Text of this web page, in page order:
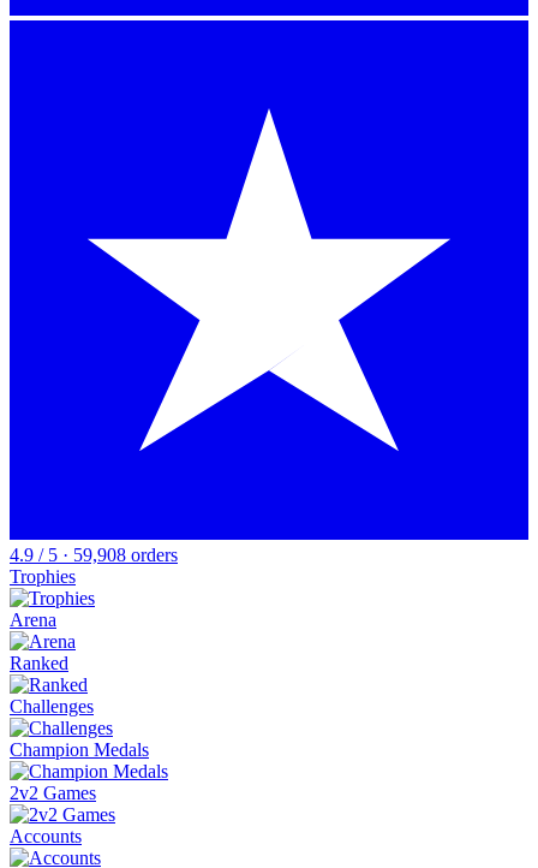
4.9 / 5 · 59,908 orders
Trophies
Arena
Ranked
Challenges
Champion Medals
2v2 Games
Accounts